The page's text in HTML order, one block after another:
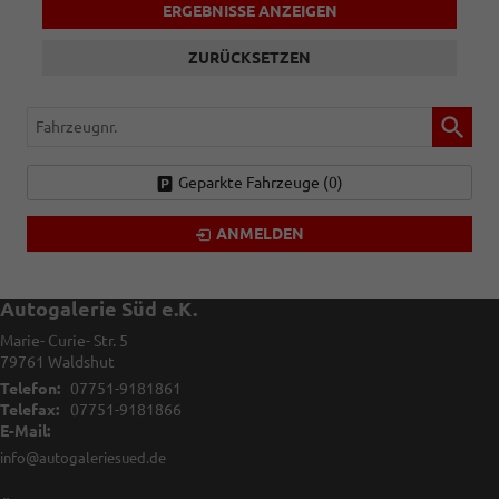
ERGEBNISSE ANZEIGEN
ZURÜCKSETZEN
Fahrzeugnr.
Geparkte Fahrzeuge (0)
ANMELDEN
Autogalerie Süd e.K.
Marie- Curie- Str. 5
79761 Waldshut
Telefon:
07751-9181861
Telefax:
07751-9181866
E-Mail:
info@autogaleriesued.de